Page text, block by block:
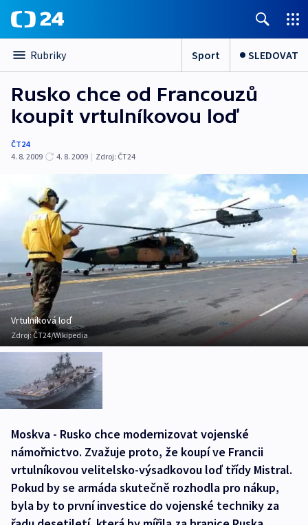
Rubriky Sport SLEDOVAT
Rusko chce od Francouzů
koupit vrtulníkovou loď
ČT24
4. 8. 2009
4. 8. 2009 | Zdroj: ČT24
Vrtulníková loď
Zdroj:ČT24/Wikipedia
Moskva - Rusko chce modernizovat vojenské
námořnictvo. Zvažuje proto, že koupí ve Francii
vrtulníkovou velitelsko-výsadkovou loď třídy Mistral.
Pokud by se armáda skutečně rozhodla pro nákup,
byla by to první investice do vojenské techniky za